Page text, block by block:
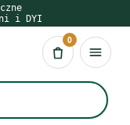
i DYI
Koszyk
0